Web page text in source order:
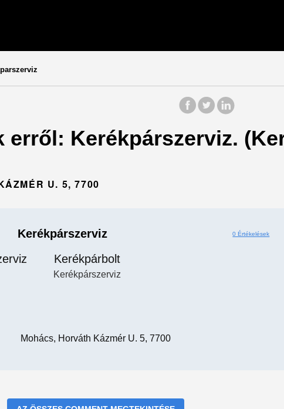
erről: Kerékpárszerviz.
U. 5, 7700
Kerékpárszerviz 0 Értékelések
Kerékpárbolt
Kerékpárszerviz
Mohács, Horváth Kázmér U. 5, 7700